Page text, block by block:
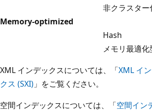
非クラスター
Memory-optimized
Hash
メモリ最適
XML インデックスについては、「XML イ
クス (SXI) 」をご覧ください。
空間インデックスについては、「空間イン